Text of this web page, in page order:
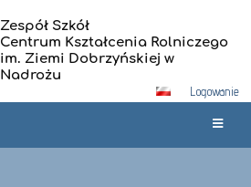
Zespół Szkół
Centrum Kształcenia Rolniczego
im. Ziemi Dobrzyńskiej w
Nadrożu
Logowanie